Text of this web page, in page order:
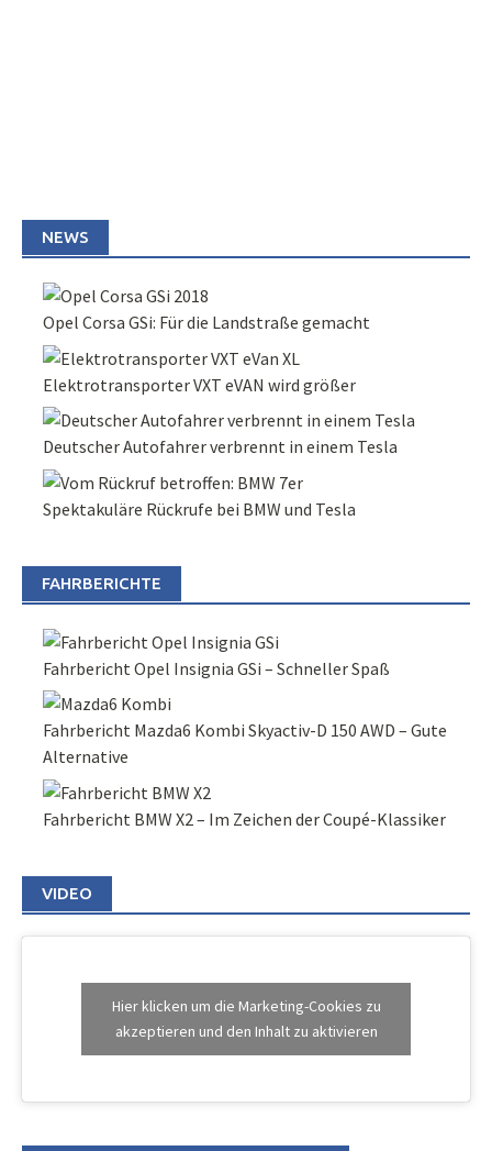
NEWS
Opel Corsa GSi: Für die Landstraße gemacht
Elektrotransporter VXT eVAN wird größer
Deutscher Autofahrer verbrennt in einem Tesla
Spektakuläre Rückrufe bei BMW und Tesla
FAHRBERICHTE
Fahrbericht Opel Insignia GSi – Schneller Spaß
Fahrbericht Mazda6 Kombi Skyactiv-D 150 AWD – Gute
Alternative
Fahrbericht BMW X2 – Im Zeichen der Coupé-Klassiker
VIDEO
Hier klicken um die Marketing-Cookies zu
akzeptieren und den Inhalt zu aktivieren